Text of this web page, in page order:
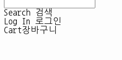
Search
검색
Log In
로그인
Cart장바구니